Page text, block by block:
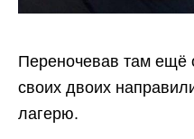
Переночевав там ещё
своих двоих
лагерю.